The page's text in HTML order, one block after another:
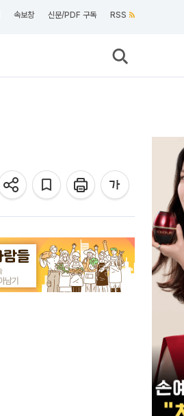
속보창 신문/PDF 구독 RSS